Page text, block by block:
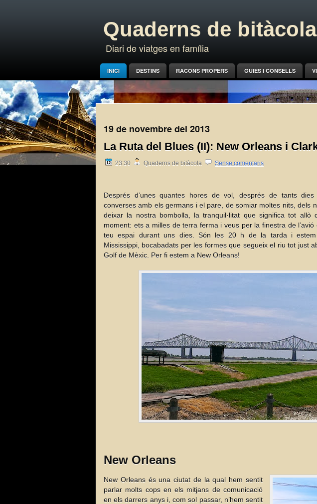
Quaderns de bitàcola
Diari de viatges en família
INICI DESTINS RACONS PROPERS GUIES I CONSELLS
19 de novembre del 2013
La Ruta del Blues (II): New Orleans i
23:30 Quaderns de bitàcola Sense comentaris
Després d’unes quantes hores de vol, després de tants
converses amb els germans i el pare, de somiar moltes nits, dels
deixar la nostra bombolla, la tranquil·litat que significa tot allò
moment: ets a milles de terra ferma i veus per la finestra de
teu espai durant uns dies. Són les 20 h de la tarda i
Mississippi, bocabadats per les formes que segueix el riu tot just
Golf de Mèxic. Per fi estem a New Orleans!
New Orleans
New Orleans és una ciutat de la qual hem sentit
parlar molts cops en els mitjans de comunicació
en els darrers anys i, com sol passar, n’hem sentit